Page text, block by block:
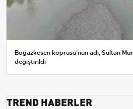
Boğazkesen köprüsü'nün adı, Sultan
değiştirildi
TREND HABERLER